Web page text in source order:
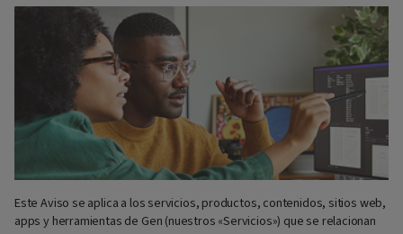
Este Aviso se aplica a los servicios, productos, contenidos, sitios web,
apps y herramientas de Gen (nuestros «Servicios») que se relacionan